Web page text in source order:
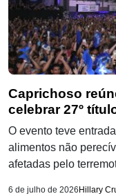
Caprichoso
celebrar 27º
O evento teve
alimentos não
afetadas pelo
6 de julho de 2026 Hillary